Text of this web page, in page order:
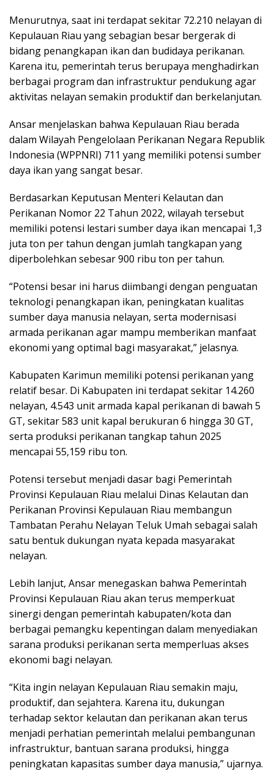
Menurutnya, saat ini terdapat sekitar 72.210 nelayan di
Kepulauan Riau yang sebagian besar bergerak di
bidang penangkapan ikan dan budidaya perikanan.
Karena itu, pemerintah terus berupaya menghadirkan
berbagai program dan infrastruktur pendukung agar
aktivitas nelayan semakin produktif dan berkelanjutan.
Ansar menjelaskan bahwa Kepulauan Riau berada
dalam Wilayah Pengelolaan Perikanan Negara Republik
Indonesia (WPPNRI) 711 yang memiliki potensi sumber
daya ikan yang sangat besar.
Berdasarkan Keputusan Menteri Kelautan dan
Perikanan Nomor 22 Tahun 2022, wilayah tersebut
memiliki potensi lestari sumber daya ikan mencapai 1,3
juta ton per tahun dengan jumlah tangkapan yang
diperbolehkan sebesar 900 ribu ton per tahun.
“Potensi besar ini harus diimbangi dengan penguatan
teknologi penangkapan ikan, peningkatan kualitas
sumber daya manusia nelayan, serta modernisasi
armada perikanan agar mampu memberikan manfaat
ekonomi yang optimal bagi masyarakat,” jelasnya.
Kabupaten Karimun memiliki potensi perikanan yang
relatif besar. Di Kabupaten ini terdapat sekitar 14.260
nelayan, 4.543 unit armada kapal perikanan di bawah 5
GT, sekitar 583 unit kapal berukuran 6 hingga 30 GT,
serta produksi perikanan tangkap tahun 2025
mencapai 55,159 ribu ton.
Potensi tersebut menjadi dasar bagi Pemerintah
Provinsi Kepulauan Riau melalui Dinas Kelautan dan
Perikanan Provinsi Kepulauan Riau membangun
Tambatan Perahu Nelayan Teluk Umah sebagai salah
satu bentuk dukungan nyata kepada masyarakat
nelayan.
Lebih lanjut, Ansar menegaskan bahwa Pemerintah
Provinsi Kepulauan Riau akan terus memperkuat
sinergi dengan pemerintah kabupaten/kota dan
berbagai pemangku kepentingan dalam menyediakan
sarana produksi perikanan serta memperluas akses
ekonomi bagi nelayan.
“Kita ingin nelayan Kepulauan Riau semakin maju,
produktif, dan sejahtera. Karena itu, dukungan
terhadap sektor kelautan dan perikanan akan terus
menjadi perhatian pemerintah melalui pembangunan
infrastruktur, bantuan sarana produksi, hingga
peningkatan kapasitas sumber daya manusia,” ujarnya.